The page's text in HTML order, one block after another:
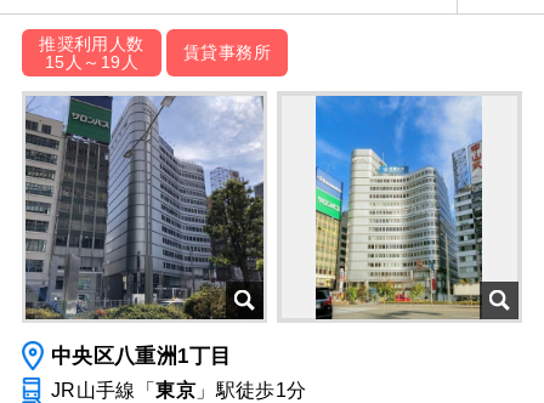
推奨利用人数
15人～19人
賃貸事務所
中央区八重洲1丁目
JR山手線「東京 」駅徒歩1分